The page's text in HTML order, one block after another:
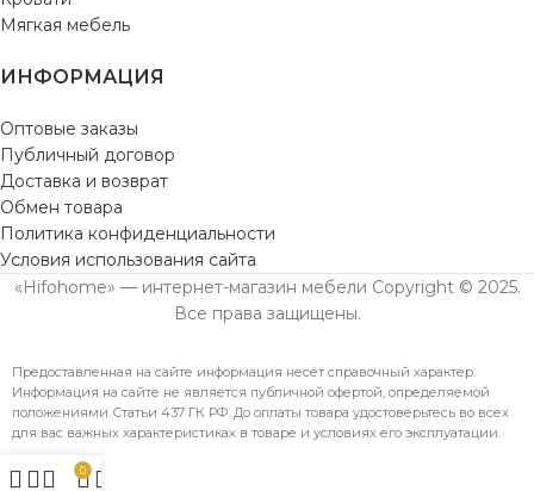
Мягкая мебель
ИНФОРМАЦИЯ
Оптовые заказы
Публичный договор
Доставка и возврат
Обмен товара
Политика конфиденциальности
Условия использования сайта
«Hifohome» — интернет-магазин мебели Copyright © 2025.
Все права защищены.
Предоставленная на сайте информация несёт справочный характер.
Информация на сайте не является публичной офертой, определяемой
положениями Статьи 437 ГК РФ. До оплаты товара удостоверьтесь во всех
для вас важных характеристиках в товаре и условиях его эксплуатации.
0